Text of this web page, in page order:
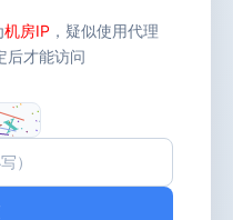
机房IP ，疑似使用代理
后才能访问